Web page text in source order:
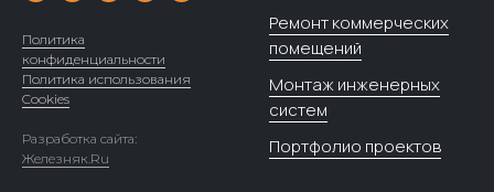
Политика
конфиденциальности
Политика использования
Cookies
Разработка сайта:
Железняк.Ru
Ремонт коммерческих
помещений
Монтаж инженерных
систем
Портфолио проектов